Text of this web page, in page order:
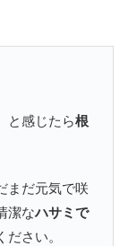
と感じたら根
まだ元気で咲
潔なハサミで
ださい。